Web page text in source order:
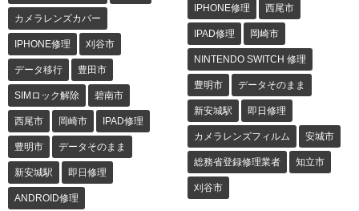
カメラレンズカバー
IPHONE修理 刈谷市
データ移行 豊田市
SIMロック解除 碧南市
西尾市 岡崎市 IPAD修理
豊明市 データそのまま
新安城駅 即日修理
ANDROID修理
IPHONE修理 西尾市
IPAD修理 岡崎市
NINTENDO SWITCH 修理
豊明市 データそのまま
新安城駅 即日修理
カメラレンズフィルム 安城市
総務省登録修理業者 知立市
刈谷市